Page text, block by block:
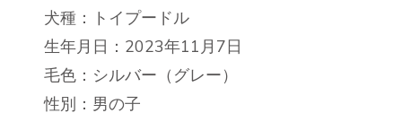
犬種：トイプードル
生年月日：2023年11月7日
毛色：シルバー（グレー）
性別：男の子